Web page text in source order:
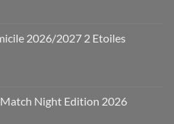
2026/2027 2 Etoiles
Night Edition 2026